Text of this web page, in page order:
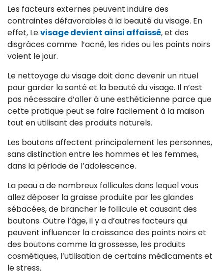
Les facteurs externes peuvent induire des
contraintes défavorables à la beauté du visage. En
effet, Levisage devient ainsi affaissé, et des
disgrâces comme l’acné, les rides ou les points noirs
voient le jour.
Le nettoyage du visage doit donc devenir un rituel
pour garder la santé et la beauté du visage. Il n’est
pas nécessaire d’aller à une esthéticienne parce que
cette pratique peut se faire facilement à la maison
tout en utilisant des produits naturels.
Les boutons affectent principalement les personnes,
sans distinction entre les hommes et les femmes,
dans la période de l’adolescence.
La peau a de nombreux follicules dans lequel vous
allez déposer la graisse produite par les glandes
sébacées, de brancher le follicule et causant des
boutons. Outre l’âge, il y a d’autres facteurs qui
peuvent influencer la croissance des points noirs et
des boutons comme la grossesse, les produits
cosmétiques, l’utilisation de certains médicaments et
le stress.